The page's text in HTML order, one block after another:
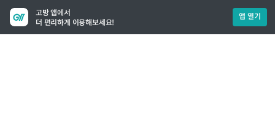
고방 앱에서
더 편리하게 이용해보세요!
앱 열기